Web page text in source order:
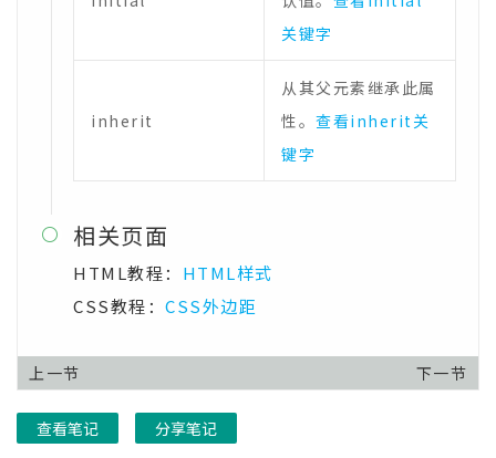
关键字
inherit
从其父元素继承此属
性。 查看inherit关
键字
 相关页面
HTML教程： HTML样式
CSS教程： CSS外边距
上一节 下一节
查看笔记 分享笔记